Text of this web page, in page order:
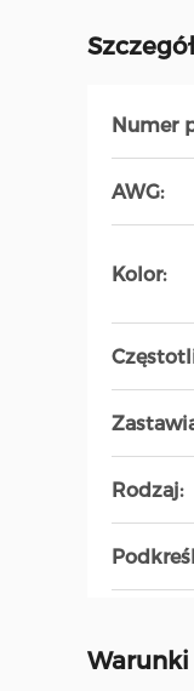
Numer
AWG:
Kolor:
Rodzaj:
Warunki